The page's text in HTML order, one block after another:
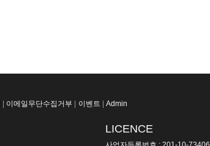
이메일무단수집거부 이벤트 Admin
LICENCE